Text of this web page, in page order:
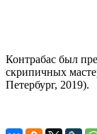
Контрабас был
скрипичных
Петербург, 2019).